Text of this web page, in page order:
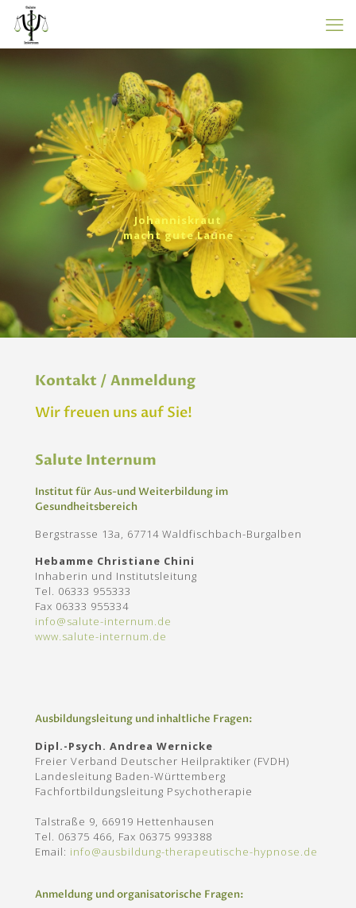
Johanniskraut
macht gute Laune
Kontakt / Anmeldung
Wir freuen uns auf Sie!
Salute Internum
Institut für Aus-und Weiterbildung im
Gesundheitsbereich
Bergstrasse 13a, 67714 Waldfischbach-Burgalben
Hebamme Christiane Chini
Inhaberin und Institutsleitung
Tel. 06333 955333
Fax 06333 955334
info@salute-internum.de
www.salute-internum.de
Ausbildungsleitung und inhaltliche Fragen:
Dipl.-Psych. Andrea Wernicke
Freier Verband Deutscher Heilpraktiker (FVDH)
Landesleitung Baden-Württemberg
Fachfortbildungsleitung Psychotherapie
Talstraße 9, 66919 Hettenhausen
Tel. 06375 466, Fax 06375 993388
Email: info@ausbildung-therapeutische-hypnose.de
Anmeldung und organisatorische Fragen: